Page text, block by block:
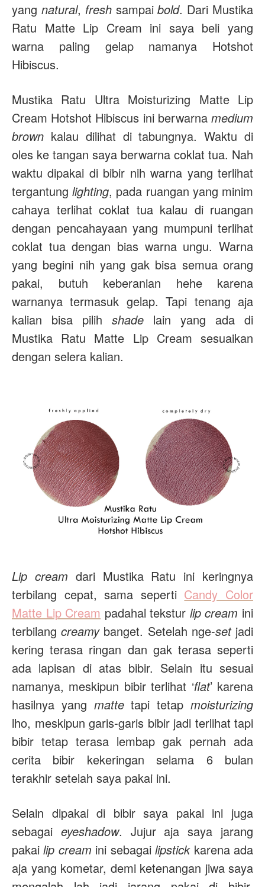
yang natural, freshsampaibold. Dari Mustika
Ratu Matte Lip Cream ini saya beli yang
warna paling gelap namanya Hotshot
Hibiscus.
Mustika Ratu Ultra Moisturizing Matte Lip
Cream Hotshot Hibiscus ini berwarna medium
brown kalau dilihat di tabungnya. Waktu di
oles ke tangan saya berwarna coklat tua. Nah
waktu dipakai di bibir nih warna yang terlihat
tergantunglighting, pada ruangan yang minim
cahaya terlihat coklat tua kalau di ruangan
dengan pencahayaan yang mumpuni terlihat
coklat tua dengan bias warna ungu. Warna
yang begini nih yang gak bisa semua orang
pakai, butuh keberanian hehe karena
warnanya termasuk gelap. Tapi tenang aja
kalian bisa pilih shade lain yang ada di
Mustika Ratu Matte Lip Cream sesuaikan
dengan selera kalian.
Lip cream dari Mustika Ratu ini keringnya
terbilang cepat, sama seperti Candy Color
Matte Lip Cream padahal tekstur lip cream ini
terbilangcreamybanget. Setelah nge-setjadi
kering terasa ringan dan gak terasa seperti
ada lapisan di atas bibir. Selain itu sesuai
namanya, meskipun bibir terlihat ‘flat’ karena
hasilnya yang mattetapi tetapmoisturizing
lho, meskipun garis-garis bibir jadi terlihat tapi
bibir tetap terasa lembap gak pernah ada
cerita bibir kekeringan selama 6 bulan
terakhir setelah saya pakai ini.
Selain dipakai di bibir saya pakai ini juga
sebagai eyeshadow. Jujur aja saya jarang
pakailip cream ini sebagailipstickkarena ada
aja yang kometar, demi ketenangan jiwa saya